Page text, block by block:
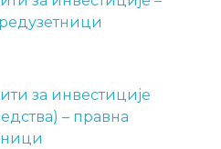
за инвестиције
– правна